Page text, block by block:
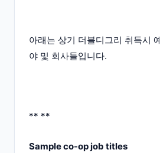
아래는 상기 더블디그리 취득시
야 및 회사들입니다.
** **
Sample co-op job titles